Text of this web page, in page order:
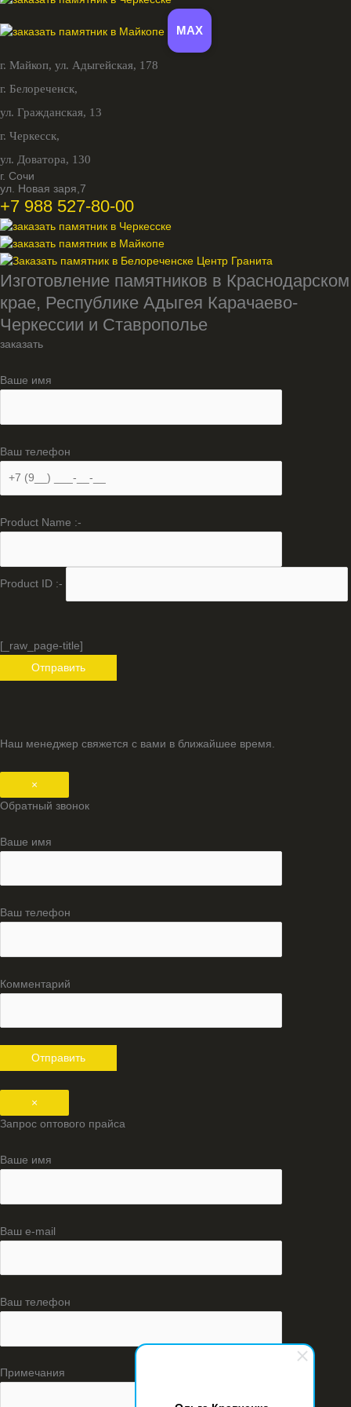
MAX
г. Майкоп, ул. Адыгейская, 178
г. Белореченск,
ул. Гражданская, 13
г. Черкесск,
ул. Доватора, 130
г. Сочи
ул. Новая заря,7
+7 988 527-80-00
Изготовление памятников в Краснодарском
крае, Республике Адыгея Карачаево-
Черкессии и Ставрополье
заказать
Ваше имя
Ваш телефон
Product Name :-
Product ID :-
[_raw_page-title]
Наш менеджер свяжется с вами в ближайшее время.
×
Обратный звонок
Ваше имя
Ваш телефон
Комментарий
×
Запрос оптового прайса
Ваше имя
Ваш e-mail
Ваш телефон
Примечания